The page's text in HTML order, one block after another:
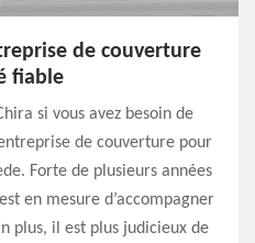
de couverture
fiable
si vous avez besoin de
de couverture pour
Forte de plusieurs années
en mesure d’accompagner
plus, il est plus judicieux de